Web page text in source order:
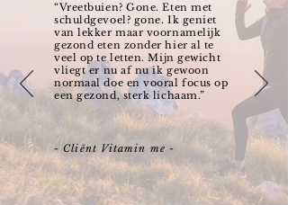
“Vreetbuien? Gone. Eten met
schuldgevoel? gone. Ik geniet
van lekker maar voornamelijk
gezond eten zonder hier al te
veel op te letten. Mijn gewicht
vliegt er nu af nu ik gewoon
normaal doe en vooral focus op
een gezond, sterk lichaam.”
- Cliënt Vitamin me -